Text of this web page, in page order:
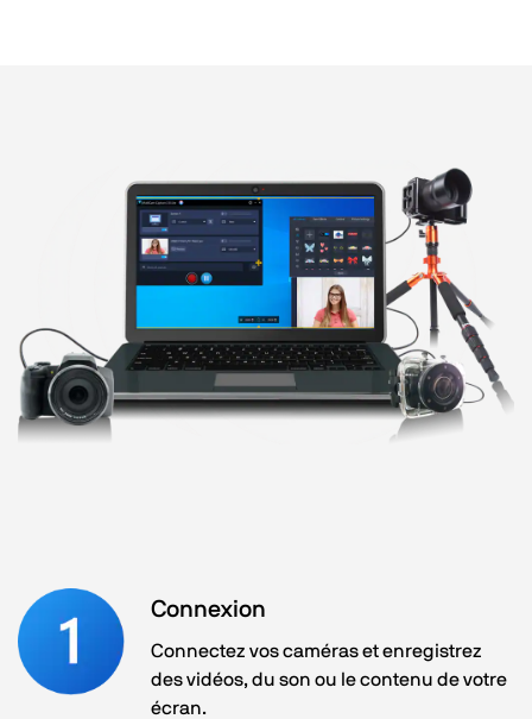
Connexion
Connectez vos caméras et enregistrez
des vidéos, du son ou le contenu de votre
écran.